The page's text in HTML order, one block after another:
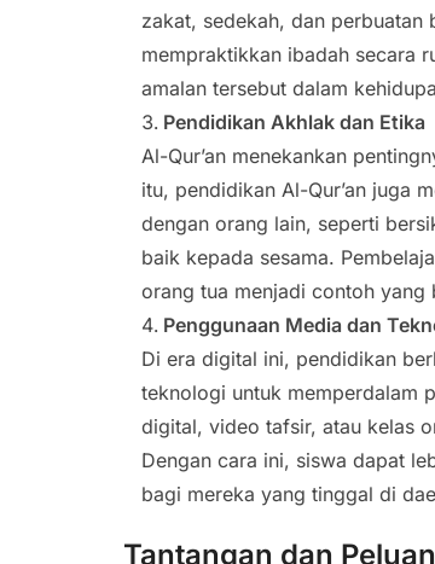
zakat, sedekah, dan perbuatan
mempraktikkan ibadah secara
amalan tersebut dalam
Pendidikan Akhlak dan Etika
Al-Qur’an menekankan
itu, pendidikan Al-Qur’an juga
dengan orang lain, seperti
baik kepada sesama.
orang tua menjadi contoh yang
Penggunaan Media dan
Di era digital ini, pendidikan
teknologi untuk memperdalam
digital, video tafsir, atau kelas
Dengan cara ini, siswa dapat
bagi mereka yang tinggal di
Tantangan dan